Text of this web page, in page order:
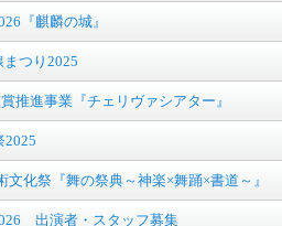
『麒麟の城』
つり2025
推進事業『チェリヴァシアター』
文化祭『舞の祭典～神楽×舞踊×書道～』
出演者・スタッフ募集